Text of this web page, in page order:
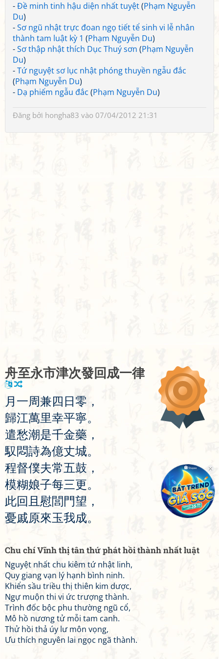
-Đề minh tinh hậu diện nhất tuyệt(Phạm Nguyễn
Du)
-Sơ ngũ nhật trực đoan ngọ tiết tể sinh vi lễ nhân
thành tam luật kỳ 1 (Phạm Nguyễn Du)
-Sơ thập nhật thích Dục Thuý sơn (Phạm Nguyễn
Du)
-Tứ nguyệt sơ lục nhật phóng thuyền ngẫu đắc
(Phạm Nguyễn Du)
- Dạ phiếm ngẫu đắc (Phạm Nguyễn Du)
Đăng bởi hongha83 vào 07/04/2012 21:31
舟至永市津次發回 成一律
月 一周兼四 日 零 ，
歸江萬里幸平寧。
遣愁潮是千金藥 ，
馭 悶詩為億丈城。
程督僕夫常五鼓 ，
模糊娘子每三更。
此回 且 慰閭 門望 ，
憂戚原來玉我成。
Chu chí Vĩnh thị tân thứ phát hồi thành nhất luật
Nguyệt nhất chu kiêm tứ nhật linh,
Quy giang vạn lý hạnh bình ninh.
Khiển sầu triều thị thiên kim dược,
Ngự muộn thi vi ức trượng thành.
Trình đốc bộc phu thường ngũ cổ,
Mô hồ nương tử mỗi tam canh.
Thử hồi thả úy lư môn vọng,
Ưu thích nguyên lai ngọc ngã thành.